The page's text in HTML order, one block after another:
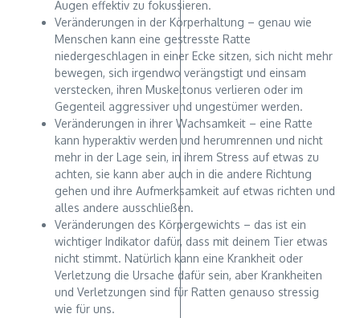
Augen effektiv zu fokussieren.
Veränderungen in der Körperhaltung – genau wie
Menschen kann eine gestresste Ratte
niedergeschlagen in einer Ecke sitzen, sich nicht mehr
bewegen, sich irgendwo verängstigt und einsam
verstecken, ihren Muskeltonus verlieren oder im
Gegenteil aggressiver und ungestümer werden.
Veränderungen in ihrer Wachsamkeit – eine Ratte
kann hyperaktiv werden und herumrennen und nicht
mehr in der Lage sein, in ihrem Stress auf etwas zu
achten, sie kann aber auch in die andere Richtung
gehen und ihre Aufmerksamkeit auf etwas richten und
alles andere ausschließen.
Veränderungen des Körpergewichts – das ist ein
wichtiger Indikator dafür, dass mit deinem Tier etwas
nicht stimmt. Natürlich kann eine Krankheit oder
Verletzung die Ursache dafür sein, aber Krankheiten
und Verletzungen sind für Ratten genauso stressig
wie für uns.